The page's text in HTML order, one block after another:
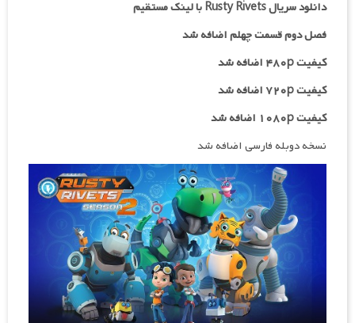
دانلود سریال Rusty Rivets با لینک مستقیم
فصل دوم قسمت چهلم اضافه شد
کیفیت ۴۸۰p اضافه شد
کیفیت ۷۲۰p
اضافه شد
کیفیت ۱۰۸۰p اضافه شد
نسخه دوبله فارسی اضافه شد